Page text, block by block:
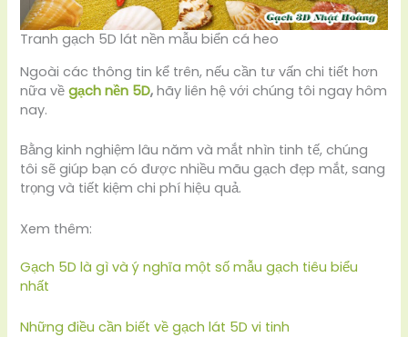
Tranh gạch 5D lát nền mẫu biển cá heo
Ngoài các thông tin kể trên, nếu cần tư vấn chi tiết hơn
nữa vềgạch nền 5D, hãy liên hệ với chúng tôi ngay hôm
nay.
Bằng kinh nghiệm lâu năm và mắt nhìn tinh tế, chúng
tôi sẽ giúp bạn có được nhiều mãu gạch đẹp mắt, sang
trọng và tiết kiệm chi phí hiệu quả.
Xem thêm:
Gạch 5D là gì và ý nghĩa một số mẫu gạch tiêu biểu
nhất
Những điều cần biết về gạch lát 5D vi tinh